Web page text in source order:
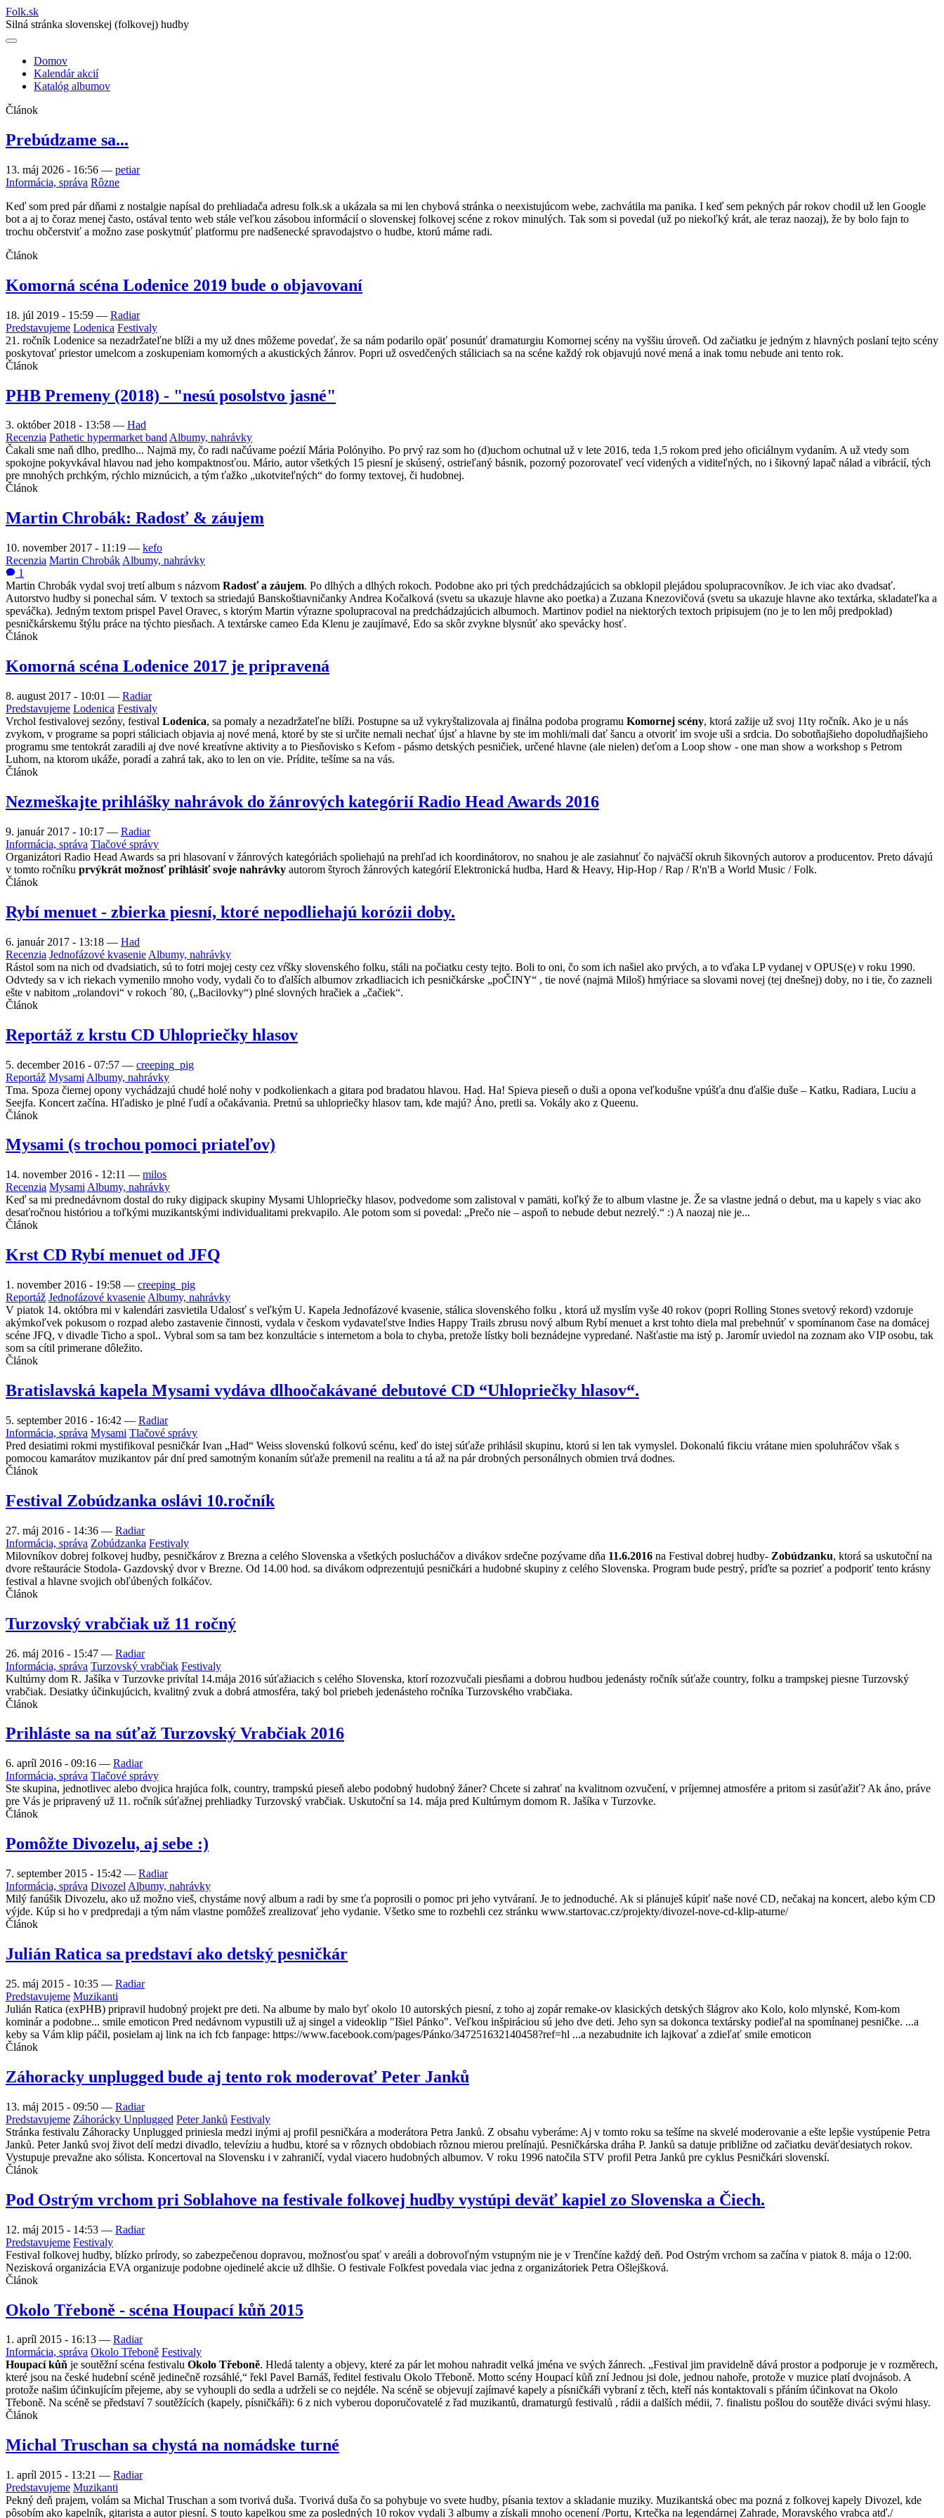
Folk.sk
Silná stránka slovenskej (folkovej) hudby
Main
navigation
Domov
Kalendár akcií
Katalóg albumov
Článok
Prebúdzame sa...
13. máj 2026 - 16:56 — petiar
Informácia, správa Rôzne
Keď som pred pár dňami z nostalgie napísal do prehliadača adresu folk.sk a ukázala sa mi len chybová stránka o neexistujúcom webe, zachvátila ma panika. I keď sem pekných pár rokov chodil už len Google
bot a aj to čoraz menej často, ostával tento web stále veľkou zásobou informácií o slovenskej folkovej scéne z rokov minulých. Tak som si povedal (už po niekoľký krát, ale teraz naozaj), že by bolo fajn to
trochu občerstviť a možno zase poskytnúť platformu pre nadšenecké spravodajstvo o hudbe, ktorú máme radi.
Článok
Komorná scéna Lodenice 2019 bude o objavovaní
18. júl 2019 - 15:59 — Radiar
Predstavujeme Lodenica Festivaly
21. ročník Lodenice sa nezadržateľne blíži a my už dnes môžeme povedať, že sa nám podarilo opäť posunúť dramaturgiu Komornej scény na vyššiu úroveň. Od začiatku je jedným z hlavných poslaní tejto scény
poskytovať priestor umelcom a zoskupeniam komorných a akustických žánrov. Popri už osvedčených stáliciach sa na scéne každý rok objavujú nové mená a inak tomu nebude ani tento rok.
Článok
PHB Premeny (2018) - "nesú posolstvo jasné"
3. október 2018 - 13:58 — Had
Recenzia Pathetic hypermarket bandAlbumy, nahrávky
Čakali sme naň dlho, predlho... Najmä my, čo radi načúvame poézií Mária Polónyiho. Po prvý raz som ho (d)uchom ochutnal už v lete 2016, teda 1,5 rokom pred jeho oficiálnym vydaním. A už vtedy som
spokojne pokyvkával hlavou nad jeho kompaktnosťou. Mário, autor všetkých 15 piesní je skúsený, ostrieľaný básnik, pozorný pozorovateľ vecí videných a viditeľných, no i šikovný lapač nálad a vibrácií, tých
pre mnohých prchkým, rýchlo miznúcich, a tým ťažko „ukotviteľných“ do formy textovej, či hudobnej.
Článok
Martin Chrobák: Radosť & záujem
10. november 2017 - 11:19 — kefo
Recenzia Martin Chrobák Albumy, nahrávky
1
Martin Chrobák vydal svoj tretí album s názvom Radosť a záujem. Po dlhých a dlhých rokoch. Podobne ako pri tých predchádzajúcich sa obklopil plejádou spolupracovníkov. Je ich viac ako dvadsať.
Autorstvo hudby si ponechal sám. V textoch sa striedajú Banskoštiavničanky Andrea Kočalková (svetu sa ukazuje hlavne ako poetka) a Zuzana Knezovičová (svetu sa ukazuje hlavne ako textárka, skladateľka a
speváčka). Jedným textom prispel Pavel Oravec, s ktorým Martin výrazne spolupracoval na predchádzajúcich albumoch. Martinov podiel na niektorých textoch pripisujem (no je to len môj predpoklad)
pesničkárskemu štýlu práce na týchto piesňach. A textárske cameo Eda Klenu je zaujímavé, Edo sa skôr zvykne blysnúť ako spevácky hosť.
Článok
Komorná scéna Lodenice 2017 je pripravená
8. august 2017 - 10:01 — Radiar
Predstavujeme Lodenica Festivaly
Vrchol festivalovej sezóny, festival Lodenica, sa pomaly a nezadržateľne blíži. Postupne sa už vykryštalizovala aj finálna podoba programu Komornej scény, ktorá zažije už svoj 11ty ročník. Ako je u nás
zvykom, v programe sa popri stáliciach objavia aj nové mená, ktoré by ste si určite nemali nechať újsť a hlavne by ste im mohli/mali dať šancu a otvoriť im svoje uši a srdcia. Do sobotňajšieho dopoludňajšieho
programu sme tentokrát zaradili aj dve nové kreatívne aktivity a to Piesňovisko s Kefom - pásmo detských pesničiek, určené hlavne (ale nielen) deťom a Loop show - one man show a workshop s Petrom
Luhom, na ktorom ukáže, poradí a zahrá tak, ako to len on vie. Prídite, tešíme sa na vás.
Článok
Nezmeškajte prihlášky nahrávok do žánrových kategórií Radio Head Awards 2016
9. január 2017 - 10:17 — Radiar
Informácia, správa Tlačové správy
Organizátori Radio Head Awards sa pri hlasovaní v žánrových kategóriách spoliehajú na prehľad ich koordinátorov, no snahou je ale zasiahnuť čo najväčší okruh šikovných autorov a producentov. Preto dávajú
v tomto ročníku prvýkrát možnosť prihlásiť svoje nahrávky autorom štyroch žánrových kategórií Elektronická hudba, Hard & Heavy, Hip-Hop / Rap / R'n'B a World Music / Folk.
Článok
Rybí menuet - zbierka piesní, ktoré nepodliehajú korózii doby.
6. január 2017 - 13:18 — Had
Recenzia Jednofázové kvasenie Albumy, nahrávky
Rástol som na nich od dvadsiatich, sú to fotri mojej cesty cez vŕšky slovenského folku, stáli na počiatku cesty tejto. Boli to oni, čo som ich našiel ako prvých, a to vďaka LP vydanej v OPUS(e) v roku 1990.
Odvtedy sa v ich riekach vymenilo mnoho vody, vydali čo to ďalších albumov zrkadliacich ich pesničkárske „poČINY“ , tie nové (najmä Miloš) hmýriace sa slovami novej (tej dnešnej) doby, no i tie, čo zazneli
ešte v nabitom „rolandovi“ v rokoch ´80, („Bacilovky“) plné slovných hračiek a „čačiek“.
Článok
Reportáž z krstu CD Uhlopriečky hlasov
5. december 2016 - 07:57 — creeping_pig
Reportáž Mysami Albumy, nahrávky
Tma. Spoza čiernej opony vychádzajú chudé holé nohy v podkolienkach a gitara pod bradatou hlavou. Had. Ha! Spieva pieseň o duši a opona veľkodušne vpúšťa dnu ďalšie duše – Katku, Radiara, Luciu a
Seejfa. Koncert začína. Hľadisko je plné ľudí a očakávania. Pretnú sa uhlopriečky hlasov tam, kde majú? Áno, pretli sa. Vokály ako z Queenu.
Článok
Mysami (s trochou pomoci priateľov)
14. november 2016 - 12:11 — milos
Recenzia Mysami Albumy, nahrávky
Keď sa mi prednedávnom dostal do ruky digipack skupiny Mysami Uhlopriečky hlasov, podvedome som zalistoval v pamäti, koľký že to album vlastne je. Že sa vlastne jedná o debut, ma u kapely s viac ako
desaťročnou históriou a toľkými muzikantskými individualitami prekvapilo. Ale potom som si povedal: „Prečo nie – aspoň to nebude debut nezrelý.“ :) A naozaj nie je...
Článok
Krst CD Rybí menuet od JFQ
1. november 2016 - 19:58 — creeping_pig
Reportáž Jednofázové kvasenie Albumy, nahrávky
V piatok 14. októbra mi v kalendári zasvietila Udalosť s veľkým U. Kapela Jednofázové kvasenie, stálica slovenského folku , ktorá už myslím vyše 40 rokov (popri Rolling Stones svetový rekord) vzdoruje
akýmkoľvek pokusom o rozpad alebo zastavenie činnosti, vydala v českom vydavateľstve Indies Happy Trails zbrusu nový album Rybí menuet a krst tohto diela mal prebehnúť v spomínanom čase na domácej
scéne JFQ, v divadle Ticho a spol.. Vybral som sa tam bez konzultácie s internetom a bola to chyba, pretože lístky boli beznádejne vypredané. Našťastie ma istý p. Jaromír uviedol na zoznam ako VIP osobu, tak
som sa cítil primerane dôležito.
Článok
Bratislavská kapela Mysami vydáva dlhoočakávané debutové CD “Uhlopriečky hlasov“.
5. september 2016 - 16:42 — Radiar
Informácia, správa Mysami Tlačové správy
Pred desiatimi rokmi mystifikoval pesničkár Ivan „Had“ Weiss slovenskú folkovú scénu, keď do istej súťaže prihlásil skupinu, ktorú si len tak vymyslel. Dokonalú fikciu vrátane mien spoluhráčov však s
pomocou kamarátov muzikantov pár dní pred samotným konaním súťaže premenil na realitu a tá až na pár drobných personálnych obmien trvá dodnes.
Článok
Festival Zobúdzanka oslávi 10.ročník
27. máj 2016 - 14:36 — Radiar
Informácia, správa Zobúdzanka Festivaly
Milovníkov dobrej folkovej hudby, pesničkárov z Brezna a celého Slovenska a všetkých poslucháčov a divákov srdečne pozývame dňa 11.6.2016 na Festival dobrej hudby- Zobúdzanku, ktorá sa uskutoční na
dvore reštaurácie Stodola- Gazdovský dvor v Brezne. Od 14.00 hod. sa divákom odprezentujú pesničkári a hudobné skupiny z celého Slovenska. Program bude pestrý, príďte sa pozrieť a podporiť tento krásny
festival a hlavne svojich obľúbených folkáčov.
Článok
Turzovský vrabčiak už 11 ročný
26. máj 2016 - 15:47 — Radiar
Informácia, správa Turzovský vrabčiak Festivaly
Kultúrny dom R. Jašíka v Turzovke privítal 14.mája 2016 súťažiacich s celého Slovenska, ktorí rozozvučali piesňami a dobrou hudbou jedenásty ročník súťaže country, folku a trampskej piesne Turzovský
vrabčiak. Desiatky účinkujúcich, kvalitný zvuk a dobrá atmosféra, taký bol priebeh jedenásteho ročníka Turzovského vrabčiaka.
Článok
Prihláste sa na súťaž Turzovský Vrabčiak 2016
6. apríl 2016 - 09:16 — Radiar
Informácia, správa Tlačové správy
Ste skupina, jednotlivec alebo dvojica hrajúca folk, country, trampskú pieseň alebo podobný hudobný žáner? Chcete si zahrať na kvalitnom ozvučení, v príjemnej atmosfére a pritom si zasúťažiť? Ak áno, práve
pre Vás je pripravený už 11. ročník súťažnej prehliadky Turzovský vrabčiak. Uskutoční sa 14. mája pred Kultúrnym domom R. Jašíka v Turzovke.
Článok
Pomôžte Divozelu, aj sebe :)
7. september 2015 - 15:42 — Radiar
Informácia, správa Divozel Albumy, nahrávky
Milý fanúšik Divozelu, ako už možno vieš, chystáme nový album a radi by sme ťa poprosili o pomoc pri jeho vytváraní. Je to jednoduché. Ak si plánuješ kúpiť naše nové CD, nečakaj na koncert, alebo kým CD
výjde. Kúp si ho v predpredaji a tým nám vlastne pomôžeš zrealizovať jeho vydanie. Všetko sme to rozbehli cez stránku www.startovac.cz/projekty/divozel-nove-cd-klip-aturne/
Článok
Julián Ratica sa predstaví ako detský pesničkár
25. máj 2015 - 10:35 — Radiar
Predstavujeme Muzikanti
Julián Ratica (exPHB) pripravil hudobný projekt pre deti. Na albume by malo byť okolo 10 autorských piesní, z toho aj zopár remake-ov klasických detských šlágrov ako Kolo, kolo mlynské, Kom-kom
kominár a podobne... smile emoticon Pred nedávnom vypustili už aj singel a videoklip "Išiel Pánko". Veľkou inšpiráciou sú jeho dve deti. Jeho syn sa dokonca textársky podieľal na spomínanej pesničke. ...a
keby sa Vám klip páčil, posielam aj link na ich fcb fanpage: https://www.facebook.com/pages/Pánko/347251632140458?ref=hl ...a nezabudnite ich lajkovať a zdieľať smile emoticon
Článok
Záhoracky unplugged bude aj tento rok moderovať Peter Janků
13. máj 2015 - 09:50 — Radiar
Predstavujeme Záhorácky Unplugged Peter Janků Festivaly
Stránka festivalu Záhoracky Unplugged priniesla medzi inými aj profil pesničkára a moderátora Petra Janků. Z obsahu vyberáme: Aj v tomto roku sa tešíme na skvelé moderovanie a ešte lepšie vystúpenie Petra
Janků. Peter Janků svoj život delí medzi divadlo, televíziu a hudbu, ktoré sa v rôznych obdobiach rôznou mierou prelínajú. Pesničkárska dráha P. Janků sa datuje približne od začiatku deväťdesiatych rokov.
Vystupuje prevažne ako sólista. Koncertoval na Slovensku i v zahraničí, vydal viacero hudobných albumov. V roku 1996 natočila STV profil Petra Janků pre cyklus Pesničkári slovenskí.
Článok
Pod Ostrým vrchom pri Soblahove na festivale folkovej hudby vystúpi deväť kapiel zo Slovenska a Čiech.
12. máj 2015 - 14:53 — Radiar
Predstavujeme Festivaly
Festival folkovej hudby, blízko prírody, so zabezpečenou dopravou, možnosťou spať v areáli a dobrovoľným vstupným nie je v Trenčíne každý deň. Pod Ostrým vrchom sa začína v piatok 8. mája o 12:00.
Nezisková organizácia EVA organizuje podobne ojedinelé akcie už dlhšie. O festivale Folkfest povedala viac jedna z organizátoriek Petra Ošlejšková.
Článok
Okolo Třeboně - scéna Houpací kůň 2015
1. apríl 2015 - 16:13 — Radiar
Informácia, správa Okolo Třeboně Festivaly
Houpací kůň je soutěžní scéna festivalu Okolo Třeboně. Hledá talenty a objevy, které za pár let mohou nahradit velká jména ve svých žánrech. „Festival jim pravidelně dává prostor a podporuje je v rozměrech,
které jsou na české hudební scéně jedinečně rozsáhlé,“ řekl Pavel Barnáš, ředitel festivalu Okolo Třeboně. Motto scény Houpací kůň zní Jednou jsi dole, jednou nahoře, protože v muzice platí dvojnásob. A
protože našim účinkujícím přejeme, aby se vyhoupli do sedla a udrželi se co nejdéle. Na scéně se objevují zajímavé kapely a písničkáři vybraní z těch, kteří nás kontaktovali s přáním účinkovat na Okolo
Třeboně. Na scéně se představí 7 soutěžících (kapely, písničkáři): 6 z nich vyberou doporučovatelé z řad muzikantů, dramaturgů festivalů , rádii a dalších médii, 7. finalistu pošlou do soutěže diváci svými hlasy.
Článok
Michal Truschan sa chystá na nomádske turné
1. apríl 2015 - 13:21 — Radiar
Predstavujeme Muzikanti
Pekný deň prajem, volám sa Michal Truschan a som tvorivá duša. Tvorivá duša čo sa pohybuje vo svete hudby, písania textov a skladanie muziky. Muzikantská obec ma pozná z folkovej kapely Divozel, kde
pôsobím ako kapelník, gitarista a autor piesní. S touto kapelkou sme za posledných 10 rokov vydali 3 albumy a získali mnoho ocenení /Portu, Krtečka na legendárnej Zahrade, Moravského vrabca atď./